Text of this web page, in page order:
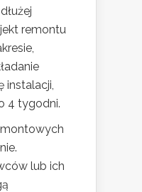
remontu
instalacji,
4 tygodni.
lub ich